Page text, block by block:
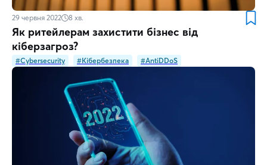
29 червня 2022 8 хв.
Як ритейлерам захистити бізнес від
кіберзагроз?
#Cybersecurity #Кібербезпека #AntiDDoS